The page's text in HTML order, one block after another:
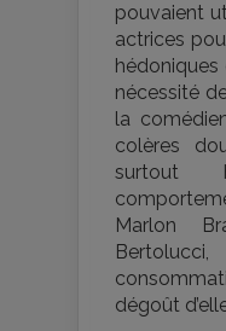
pouvaient
actrices
nécessité
la
colères
surtout
Marlon
dégoût